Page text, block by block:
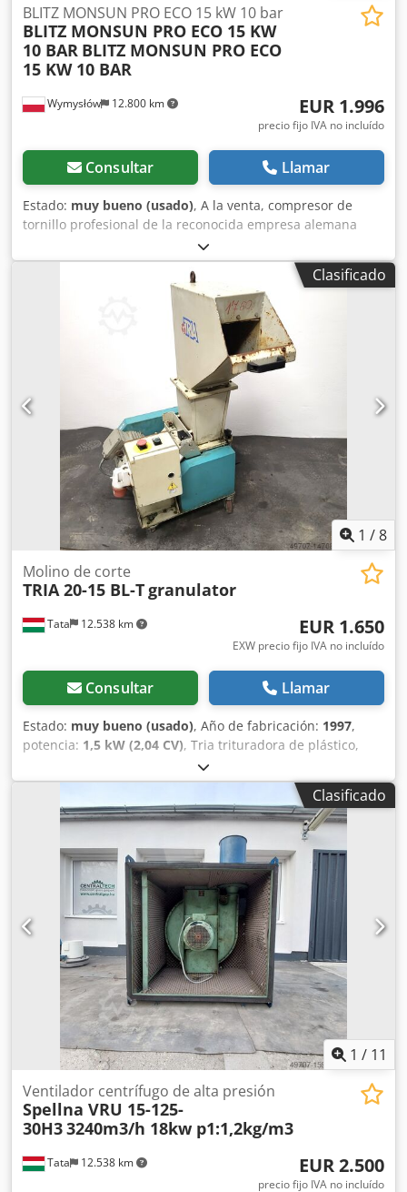
persona.
Wymysłów 12.800 km
BLITZ MONSUN PRO ECO 15 kW 10 bar
BLITZ MONSUN PRO ECO 15 KW
10 BAR BLITZ MONSUN PRO ECO
15 KW 10 BAR
EUR 1.996
precio fijo IVA no incluído
Consultar Llamar
Estado: muy bueno (usado), A la venta, compresor de
tornillo profesional de la reconocida empresa alemana
BLITZ. Modelo Monsun Pro Eco 15: equipo industrial, muy
buena calidad de fabricación, funcionamiento silencioso y
alto rendimiento. Ideal para talleres, producción, cabinas
de pintura y cualquier lugar donde se requiera una
presión de aire constante y estable. — DATOS TÉCNICOS: •
Fabricante: Blitz • Modelo: Monsun Pro Eco 15 • Potencia
del motor: 15 kW • Presión de trabajo: 10 bar • Caudal:
aprox. 2.0 m3/min • Revoluciones: 1500 / 3000 rpm • Año
de fabricación: 2011 • Alimentación: 400V (3 fases) —
HORAS DE FUNCIONAMIENTO: • aprox. 17 954 h —
EQUIPAMIENTO: - panel de control - carcasa insonorizada -
instalación lista para conectar - diseño compacto —
ESTADO TÉCNICO: • compresor operativo • signos normales
de uso Crsdpfx Apoy A Tp Robof • funcionamiento correcto
— APLICACIONES: • talleres de automoción • industria •
producción • cabinas de pintura • servicios
Clasificado
1 /8
Tata 12.538 km
Molino de corte
TRIA 20-15 BL-Tgranulator
EUR 1.650
EXW precio fijo IVA no incluído
Consultar Llamar
Estado: muy bueno (usado), Año de fabricación: 1997,
potencia: 1,5 kW (2,04 CV), Tria trituradora de plástico,
trituradora, granulador en excelentes condiciones para la
venta Marca: TRIA 20-15/BL-T Potencia: 1,5 kW, 50 Hz, 380 V
Año de fabricación: 1997 Apertura de entrada: 200 x 230
mm cuchillas giratorias: 3 piezas cuchillas estacionarias: 1
pieza Apertura de salida: 60 mm Tamaño final del
producto: 3-5 mm Credpfxera N A Ns Apbjf Capacidad:
aprox. 30 kg/h
Clasificado
1 / 11
Tata 12.538 km
Ventilador centrífugo de alta presión
Spellna VRU 15-125-
30H33240m3/h 18kw p1:1,2kg/m3
EUR 2.500
precio fijo IVA no incluído